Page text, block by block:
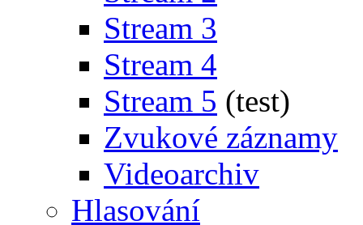
Stream 3
Stream 4
Stream 5 (test)
Zvukové záznamy
Videoarchiv
Hlasování